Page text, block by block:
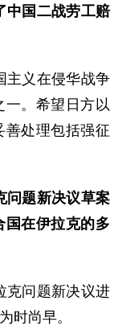
中国二战劳工赔
主义在侵华战争
一。希望日方以
善处理包括强征
问题新决议草案
国在伊拉克的多
克问题新决议进
时尚早。